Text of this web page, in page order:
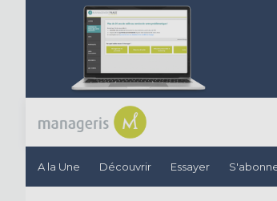
A la Une Découvrir Essayer